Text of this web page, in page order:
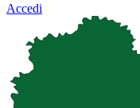
Accedi